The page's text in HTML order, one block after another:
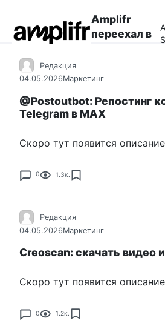
контенту
Amplifr
переехал в
Редакция
04.05.2026Маркетинг
@Postoutbot: Репостинг
Telegram в MAX
Скоро тут появится описание
0 1.3к.
Редакция
04.05.2026Маркетинг
Creoscan: скачать видео
Скоро тут появится описание
0 1.2к.